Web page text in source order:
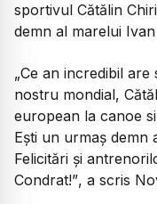
sportivul Cătălin
demn al marelui Ivan
„Ce an incredibil
nostru mondial,
european la canoe
Eşti un urmaş demn
Felicitări şi
Condrat!”, a scris